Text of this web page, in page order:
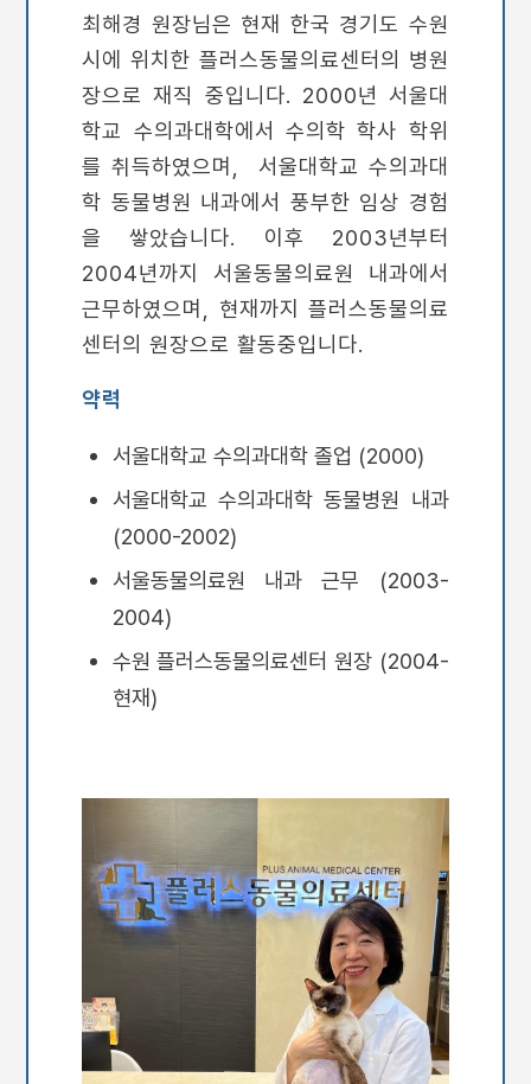
최해경 원장님은 현재 한국 경기도 수원
시에 위치한 플러스동물의료센터의 병원
장으로 재직 중입니다. 2000년 서울대
학교 수의과대학에서 수의학 학사 학위
를 취득하였으며, 서울대학교 수의과대
학 동물병원 내과에서 풍부한 임상 경험
을 쌓았습니다. 이후 2003년부터
2004년까지 서울동물의료원 내과에서
근무하였으며, 현재까지 플러스동물의료
센터의 원장으로 활동중입니다.
약력
서울대학교 수의과대학 졸업 (2000)
서울대학교 수의과대학 동물병원 내과
(2000-2002)
서울동물의료원 내과 근무 (2003-
2004)
수원 플러스동물의료센터 원장 (2004-
현재)